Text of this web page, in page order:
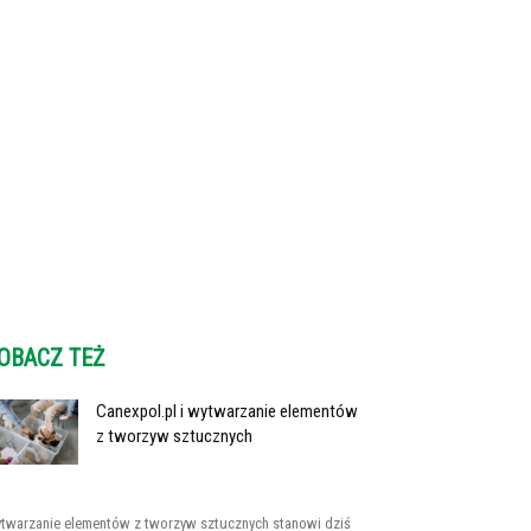
TEŻ
Canexpol.pl i wytwarzanie elementów
z tworzyw sztucznych
elementów z tworzyw sztucznych stanowi dziś